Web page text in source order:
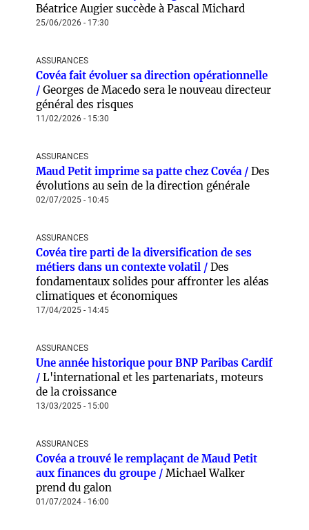
Béatrice Augier succède à Pascal Michard
25/06/2026 - 17:30
ASSURANCES
Covéa fait évoluer sa direction opérationnelle
/ Georges de Macedo sera le nouveau directeur
général des risques
11/02/2026 - 15:30
ASSURANCES
Maud Petit imprime sa patte chez Covéa / Des
évolutions au sein de la direction générale
02/07/2025 - 10:45
ASSURANCES
Covéa tire parti de la diversification de ses
métiers dans un contexte volatil / Des
fondamentaux solides pour affronter les aléas
climatiques et économiques
17/04/2025 - 14:45
ASSURANCES
Une année historique pour BNP Paribas Cardif
/ L'international et les partenariats, moteurs
de la croissance
13/03/2025 - 15:00
ASSURANCES
Covéa a trouvé le remplaçant de Maud Petit
aux finances du groupe / Michael Walker
prend du galon
01/07/2024 - 16:00